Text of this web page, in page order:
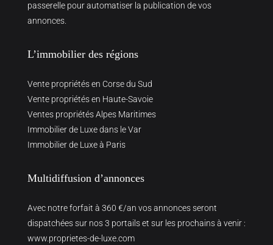
passerelle pour automatiser la publication de vos
annonces.
L’immobilier des régions
Vente propriétés en Corse du Sud
Vente propriétés en Haute-Savoie
Ventes propriétés Alpes Maritimes
Immobilier de Luxe dans le Var
Immobilier de Luxe à Paris
Multidiffusion d’annonces
Avec notre forfait à 360 €/an vos annonces seront
dispatchées sur nos 3 portails et sur les prochains à venir :
www.proprietes-de-luxe.com